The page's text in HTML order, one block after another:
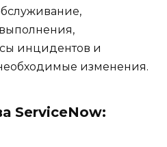
инцидентов и
изменения.
ServiceNow: